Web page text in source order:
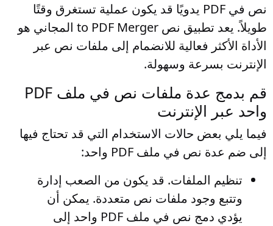
نص في PDF يدويًا قد يكون عملية تستغرق وقتًا
طويلاً. يعد تطبيق نص to PDF Merger المجاني هو
الأداة الأكثر فعالية للانضمام إلى ملفات نص عبر
الإنترنت بسرعة وسهولة.
قم بدمج عدة ملفات نص في ملف PDF
واحد عبر الإنترنت
فيما يلي بعض حالات الاستخدام التي قد تحتاج فيها
إلى ضم عدة نص في ملف PDF واحد:
تنظيم الملفات. قد يكون من الصعب إدارة
وتتبع وجود ملفات نص متعددة. يمكن أن
يؤدي دمج نص في ملف PDF واحد إلى